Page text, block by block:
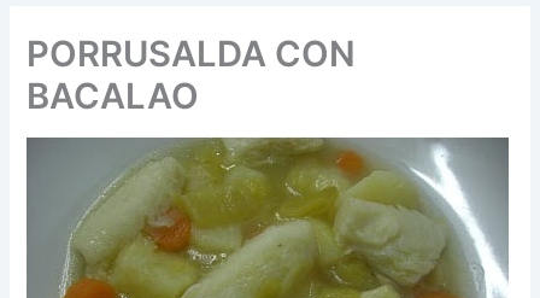
PORRUSALDA CON
BACALAO